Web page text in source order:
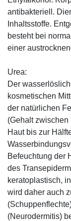
antibakteriell.
Inhaltsstoffe.
besteht bei
einer
Urea:
Der
kosmetischen
der natürlichen
(Gehalt zwischen
Haut bis zur
Befeuchtung der
des
keratoplastisch,
wird daher auch
(Neurodermitis)